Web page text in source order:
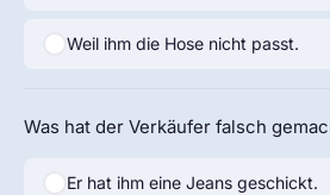
Weil ihm die Hose nicht passt.
Was hat der Verkäufer falsch
Er hat ihm eine Jeans geschickt.